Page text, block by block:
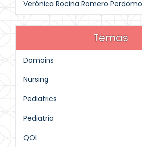
Verónica Rocina Romero Perdomo
Temas
Domains
Nursing
Pediatrics
Pediatría
QOL